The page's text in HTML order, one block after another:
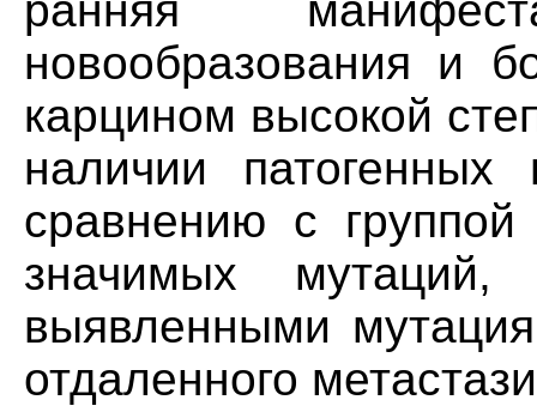
новообразования и
карцином высокой
наличии
сравнению с группой
значимых
выявленными
отдаленного